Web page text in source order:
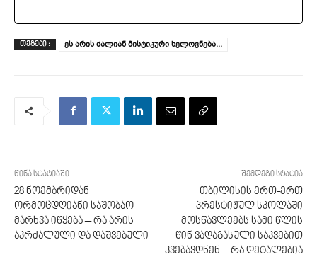
ᲗᲔᲒᲔᲑᲘ : ეს არის ძალიან მისტიკური ხელოვნება...
წინა სტატიაში
28 ნოემბრიდან
ორმოცდღიანი საშობაო
მარხვა იწყება – რა არის
აკრძალული და დაშვებული
შემდეგი სტატია
თბილისის ერთ-ერთ
პრესტიჟულ სკოლაში
მოსწავლეებს სამი წლის
წინ ვადაგასული საკვებით
კვებავდნენ – რა დეტალებია